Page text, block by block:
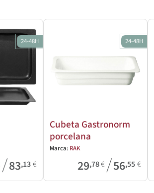
24-48H
/83,13€
24-48H
Cubeta Gastronorm
porcelana
Marca: RAK
29,78€/56,55€